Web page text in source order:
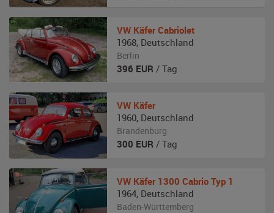
VW Käfer Cabriolet
1968, Deutschland
Berlin
396 EUR / Tag
VW Käfer
1960, Deutschland
Brandenburg
300 EUR / Tag
VW Käfer 1300 Cabrio Typ 1
1964, Deutschland
Baden-Württemberg